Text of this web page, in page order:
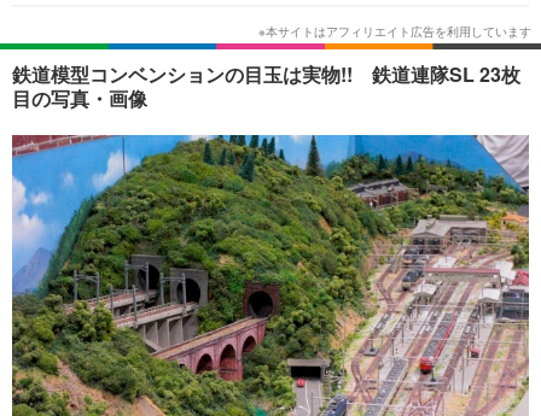
韓国・芸能
音楽 スポーツ
ショッピング その他
ライフTOP グルメ
ペット ショッピング
その他
リリース一覧
プッシュ通知の停止方法
鉄道模型コンベンションの目玉は実物!! 鉄道連隊SL 23枚
目の写真・画像